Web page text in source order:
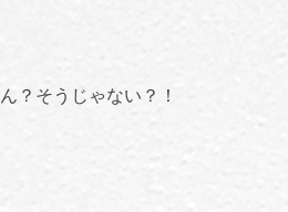
ん？そうじゃない？！